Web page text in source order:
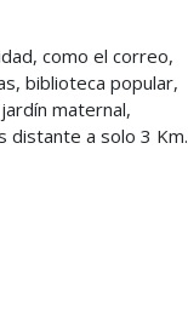
como el correo,
biblioteca popular,
maternal,
distante a solo 3 Km.